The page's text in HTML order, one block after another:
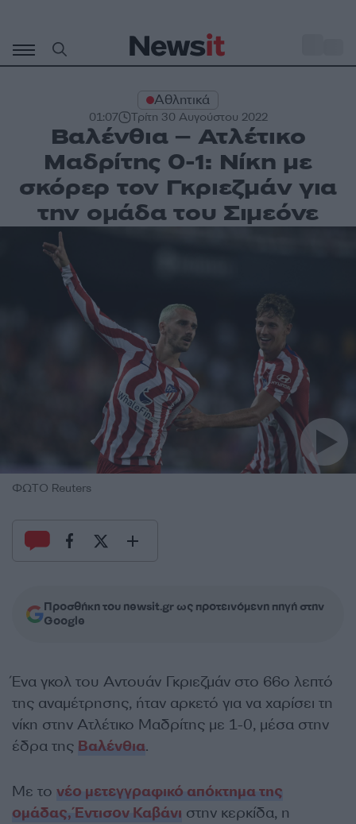
περιεχόμενο
Αθλητικά
01:07 Τρίτη 30 Αυγούστου 2022
Βαλένθια – Ατλέτικο
Μαδρίτης 0-1: Νίκη με
σκόρερ τον Γκριεζμάν για
την ομάδα του Σιμεόνε
ΦΩΤΟ Reuters
Προσθήκη του newsit.gr ως προτεινόμενη πηγή στην
Google
Ένα γκολ του Αντουάν Γκριεζμάν στο 66ο λεπτό
της αναμέτρησης, ήταν αρκετό για να χαρίσει τη
νίκη στην Ατλέτικο Μαδρίτης με 1-0, μέσα στην
έδρα της Βαλένθια.
Με το νέο μετεγγραφικό απόκτημα της
ομάδας, Έντισον Καβάνι στην κερκίδα, η